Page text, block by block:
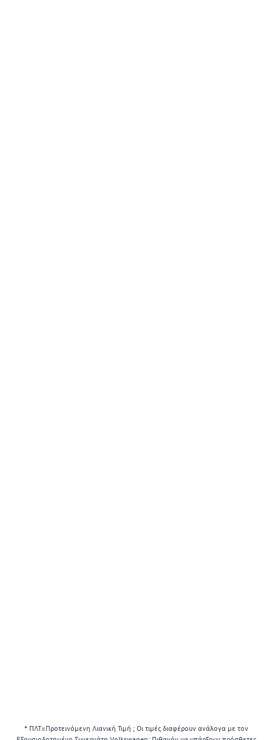
* ΠΛΤ=Προτεινόμενη Λιανική Τιμή ; Οι τιμές διαφέρουν ανάλογα με τον